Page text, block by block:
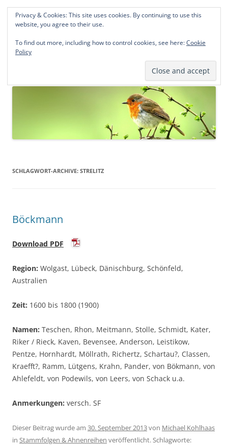
Norddeutsche Genealogien
Michael Kohlhaas und Jens Kirchhoff
springen
SCHLAGWORT-ARCHIVE: STRELITZ
Böckmann
Download PDF
Region: Wolgast, Lübeck, Dänischburg, Schönfeld,
Australien
Zeit: 1600 bis 1800 (1900)
Namen: Teschen, Rhon, Meitmann, Stolle, Schmidt, Kater,
Riker / Rieck, Kaven, Bevensee, Anderson, Leistikow,
Pentze, Hornhardt, Möllrath, Richertz, Schartau?, Classen,
Kraefft?, Ramm, Lütgens, Krahn, Pander, von Bökmann, von
Ahlefeldt, von Podewils, von Leers, von Schack u.a.
Anmerkungen: versch. SF
Dieser Beitrag wurde am 30. September 2013von Michael Kohlhaas
in Stammfolgen & Ahnenreihen veröffentlicht. Schlagworte:
Privacy & Cookies: This site uses cookies. By continuing to use this
website, you agree to their use.
To find out more, including how to control cookies, see here:Cookie
Policy